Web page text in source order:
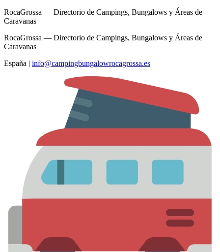
RocaGrossa — Directorio de Campings, Bungalows y Áreas de
Caravanas
RocaGrossa — Directorio de Campings, Bungalows y Áreas de
Caravanas
España | info@campingbungalowrocagrossa.es